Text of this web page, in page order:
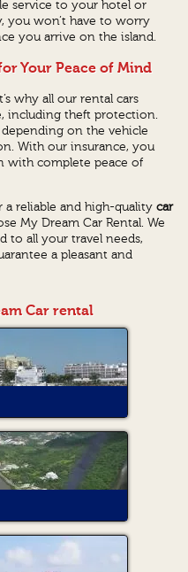
service to your hotel or
you won’t have to worry
you arrive on the island.
Your Peace of Mind
why all our rental cars
including theft protection.
depending on the vehicle
With our insurance, you
with complete peace of
a reliable and high-qualitycar
My Dream Car Rental. We
to all your travel needs,
a pleasant and
Car rental